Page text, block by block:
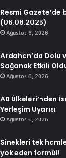
Resmi Gazete’de
(06.08.2026)
Ağustos 6, 2026
Ardahan’da Dolu
Sağanak Etkili
Ağustos 6, 2026
AB Ülkeleri’nden
Yerleşim Uyarısı
Ağustos 6, 2026
Sinekleri tek
yok eden formül!